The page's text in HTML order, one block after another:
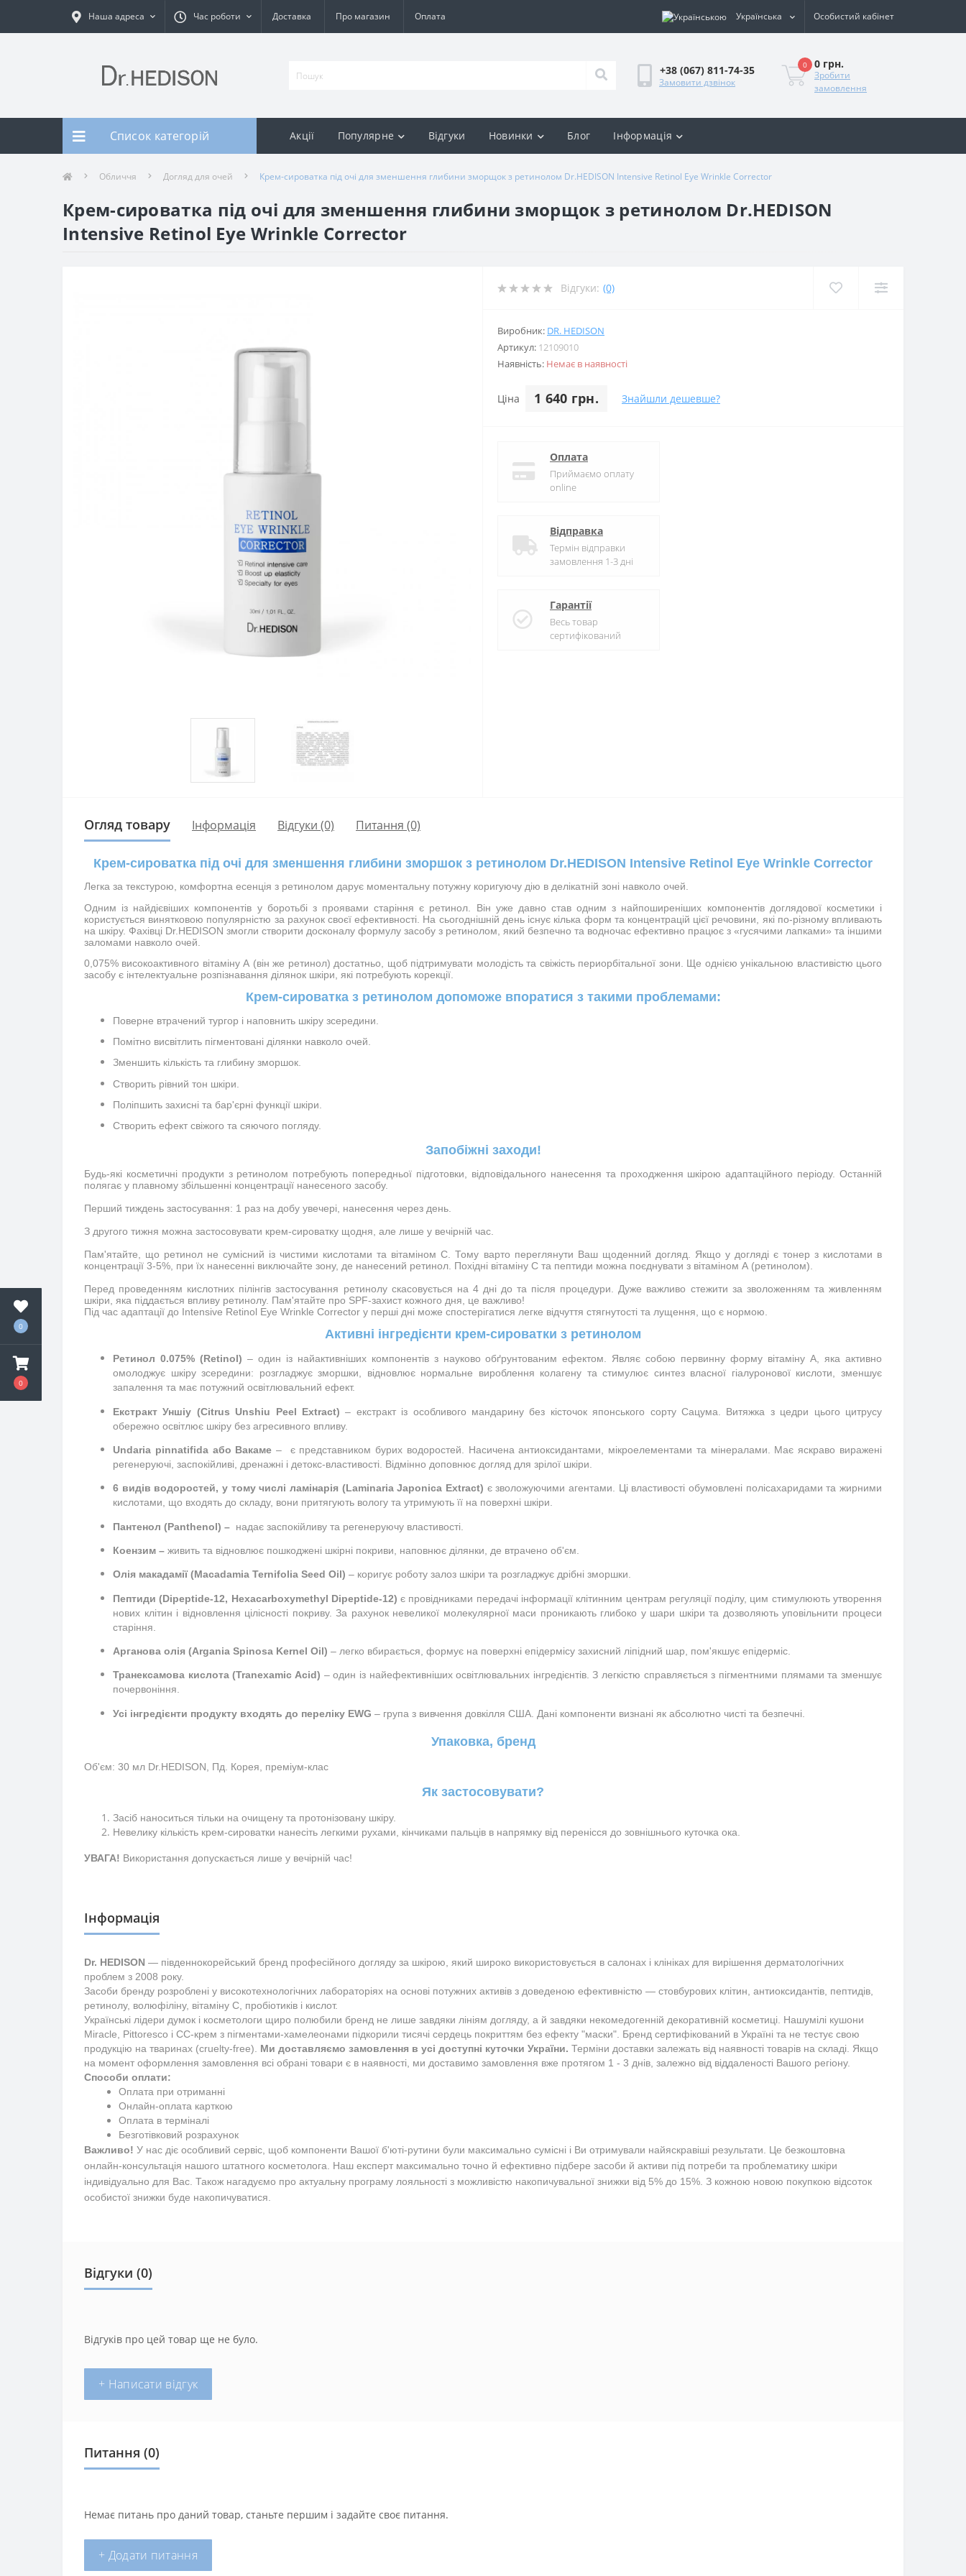
0
0
Наша адреса Час роботи Доставка Про магазин Оплата Українська Особистий кабінет
+38 (067) 811-74-35
Замовити дзвінок
0 0 грн.
Зробити
замовлення
Список категорій Акції Популярне Відгуки Новинки Блог Інформація
Обличчя Догляд для очей Крем-сироватка під очі для зменшення глибини зморщок з ретинолом Dr.HEDISON Intensive Retinol Еуе Wrinkle Corrector
Крем-сироватка під очі для зменшення глибини зморщок з ретинолом Dr.HEDISON
Intensive Retinol Еуе Wrinkle Corrector
Відгуки: (0)
Виробник: DR. HEDISON
Артикул: 12109010
Наявність: Немає в наявності
Ціна 1 640 грн. Знайшли дешевше?
Оплата
Приймаємо оплату
online
Відправка
Термін відправки
замовлення 1-3 дні
Гарантії
Весь товар
сертифікований
Огляд товару Інформація Відгуки (0) Питання (0)
Крем-сироватка під очі для зменшення глибини зморшок з ретинолом Dr.HEDISON Intensive Retinol Еуе Wrinkle Corrector
Легка за текстурою, комфортна есенція з ретинолом дарує моментальну потужну коригуючу дію в делікатній зоні навколо очей.
Одним із найдієвіших компонентів у боротьбі з проявами старіння є ретинол. Він уже давно став одним з найпоширеніших компонентів доглядової косметики і
користується винятковою популярністю за рахунок своєї ефективності. На сьогоднішній день існує кілька форм та концентрацій цієї речовини, які по-різному впливають
на шкіру. Фахівці Dr.HEDISON змогли створити досконалу формулу засобу з ретинолом, який безпечно та водночас ефективно працює з «гусячими лапками» та іншими
заломами навколо очей.
0,075% високоактивного вітаміну А (він же ретинол) достатньо, щоб підтримувати молодість та свіжість периорбітальної зони. Ще однією унікальною властивістю цього
засобу є інтелектуальне розпізнавання ділянок шкіри, які потребують корекції.
Крем-сироватка з ретинолом допоможе впоратися з такими проблемами:
Поверне втрачений тургор і наповнить шкіру зсередини.
Помітно висвітлить пігментовані ділянки навколо очей.
Зменшить кількість та глибину зморшок.
Створить рівний тон шкіри.
Поліпшить захисні та бар'єрні функції шкіри.
Створить ефект свіжого та сяючого погляду.
Запобіжні заходи!
Будь-які косметичні продукти з ретинолом потребують попередньої підготовки, відповідального нанесення та проходження шкірою адаптаційного періоду. Останній
полягає у плавному збільшенні концентрації нанесеного засобу.
Перший тиждень застосування: 1 раз на добу увечері, нанесення через день.
З другого тижня можна застосовувати крем-сироватку щодня, але лише у вечірній час.
Пам'ятайте, що ретинол не сумісний із чистими кислотами та вітаміном С. Тому варто переглянути Ваш щоденний догляд. Якщо у догляді є тонер з кислотами в
концентрації 3-5%, при їх нанесенні виключайте зону, де нанесений ретинол. Похідні вітаміну С та пептиди можна поєднувати з вітаміном А (ретинолом).
Перед проведенням кислотних пілінгів застосування ретинолу скасовується на 4 дні до та після процедури. Дуже важливо стежити за зволоженням та живленням
шкіри, яка піддається впливу ретинолу. Пам'ятайте про SPF-захист кожного дня, це важливо!
Під час адаптації до Intensive Retinol Eye Wrinkle Corrector у перші дні може спостерігатися легке відчуття стягнутості та лущення, що є нормою.
Активні інгредієнти крем-сироватки з ретинолом
Ретинол 0.075% (Retinol) – один із найактивніших компонентів з науково обґрунтованим ефектом. Являє собою первинну форму вітаміну А, яка активно
омолоджує шкіру зсередини: розгладжує зморшки, відновлює нормальне вироблення колагену та стимулює синтез власної гіалуронової кислоти, зменшує
запалення та має потужний освітлювальний ефект.
Екстракт Уншіу (Citrus Unshiu Peel Extract) – екстракт із особливого мандарину без кісточок японського сорту Сацума. Витяжка з цедри цього цитрусу
обережно освітлює шкіру без агресивного впливу.
Undaria pinnatifida або Вакаме –  є представником бурих водоростей. Насичена антиоксидантами, мікроелементами та мінералами. Має яскраво виражені
регенеруючі, заспокійливі, дренажні і детокс-властивості. Відмінно доповнює догляд для зрілої шкіри.
6 видів водоростей, у тому числі ламінарія (Laminaria Japonica Extract) є зволожуючими агентами. Ці властивості обумовлені полісахаридами та жирними
кислотами, що входять до складу, вони притягують вологу та утримують її на поверхні шкіри.
Пантенол (Panthenol) – надає заспокійливу та регенеруючу властивості.
Коензим – живить та відновлює пошкоджені шкірні покриви, наповнює ділянки, де втрачено об'єм.
Олія макадамії (Macadamia Ternifolia Seed Oil) – коригує роботу залоз шкіри та розгладжує дрібні зморшки.
Пептиди (Dipeptide-12, Hexacarboxymethyl Dipeptide-12) є провідниками передачі інформації клітинним центрам регуляції поділу, цим стимулюють утворення
нових клітин і відновлення цілісності покриву. За рахунок невеликої молекулярної маси проникають глибоко у шари шкіри та дозволяють уповільнити процеси
старіння.
Арганова олія (Argania Spinosa Kernel Oil) – легко вбирається, формує на поверхні епідермісу захисний ліпідний шар, пом'якшує епідерміс.
Транексамова кислота (Tranexamic Acid) – один із найефективніших освітлювальних інгредієнтів. З легкістю справляється з пігментними плямами та зменшує
Усі інгредієнти продукту входять до переліку EWG – група з вивчення довкілля США. Дані компоненти визнані як абсолютно чисті та безпечні.
Упаковка, бренд
Об'єм: 30 мл Dr.HEDISON, Пд. Корея, преміум-клас
Як застосовувати?
Засіб наноситься тільки на очищену та протонізовану шкіру.
Невелику кількість крем-сироватки нанесіть легкими рухами, кінчиками пальців в напрямку від перенісся до зовнішнього куточка ока.
УВАГА! Використання допускається лише у вечірній час!
Інформація
Dr. HEDISON — південнокорейський бренд професійного догляду за шкірою, який широко використовується в салонах і клініках для вирішення дерматологічних
проблем з 2008 року.
Засоби бренду розроблені у високотехнологічних лабораторіях на основі потужних активів з доведеною ефективністю — стовбурових клітин, антиоксидантів, пептидів,
Українські лідери думок і косметологи щиро полюбили бренд не лише завдяки лініям догляду, а й завдяки некомедогенній декоративній косметиці. Нашумілі кушони
Miracle, Pittoresco і СС-крем з пігментами-хамелеонами підкорили тисячі сердець покриттям без ефекту "маски". Бренд сертифікований в Україні та не тестує свою
продукцію на тваринах (cruelty-free).
Ми доставляємо замовлення в усі доступні куточки України. Терміни доставки залежать від наявності товарів на складі. Якщо
на момент оформлення замовлення всі обрані товари є в наявності, ми доставимо замовлення вже протягом 1 - 3 днів, залежно від віддаленості Вашого регіону.
Способи оплати:
Оплата при отриманні
Онлайн-оплата карткою
Оплата в терміналі
Безготівковий розрахунок
Важливо! У нас діє особливий сервіс, щоб компоненти Вашої б'юті-рутини були максимально сумісні і Ви отримували найяскравіші результати. Це безкоштовна
онлайн-консультація нашого штатного косметолога. Наш експерт максимально точно й ефективно підбере засоби й активи під потреби та проблематику шкіри
індивідуально для Вас. Також нагадуємо про актуальну програму лояльності з можливістю накопичувальної знижки від 5% до 15%. З кожною новою покупкою відсоток
особистої знижки буде накопичуватися.
Відгуки (0)
Відгуків про цей товар ще не було.
+ Написати відгук
Питання (0)
Немає питань про даний товар, станьте першим і задайте своє питання.
+ Додати питання